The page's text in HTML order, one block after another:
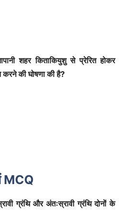
शहर किताकियुशु से प्रेरित होकर
करने की घोषणा की है?
MCQ
ग्रंथि और अंतःस्रावी ग्रंथि दोनों के